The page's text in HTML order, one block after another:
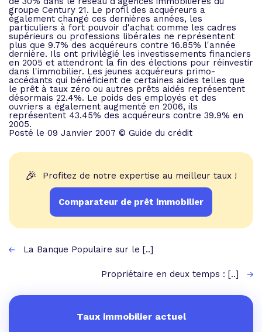
groupe Century 21. Le profil des acquéreurs a
également changé ces dernières années, les
particuliers à fort pouvoir d'achat comme les cadres
supérieurs ou professions libérales ne représentent
plus que 9.7% des acquéreurs contre 16.85% l'année
dernière. Ils ont privilégié les investissements financiers
en 2005 et attendront la fin des élections pour réinvestir
dans l'immobilier. Les jeunes acquéreurs primo-
accédants qui bénéficient de certaines aides telles que
le prêt à taux zéro ou autres prêts aidés représentent
désormais 22.4%. Le poids des employés et des
ouvriers a également augmenté en 2006, ils
représentent 43.45% des acquéreurs contre 39.9% en
2005.
Posté le 09 Janvier 2007 © Guide du crédit
🎉 Profitez de notre expertise au meilleur taux !
Comparateur de prêt immobilier
La Banque Populaire sur le [..]
Propriétaire en deux temps : [..]
Taux immobilier actuel